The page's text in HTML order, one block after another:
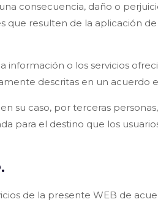
consecuencia, daño o
resulten de la aplicación
información o los servicios
descritas en un acuerdo
su caso, por terceras
para el destino que los
de la presente WEB de